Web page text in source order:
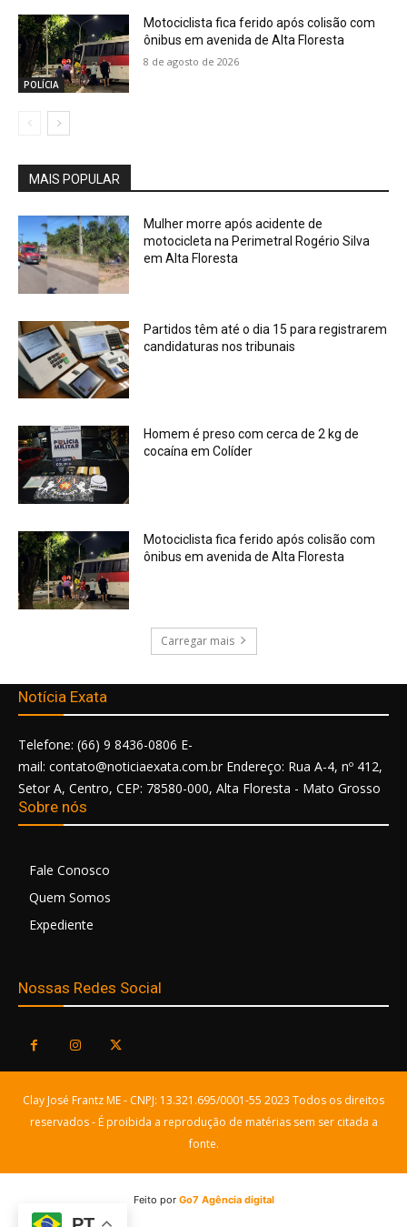
POLÍCIA
Motociclista fica ferido após colisão com
ônibus em avenida de Alta Floresta
8 de agosto de 2026
MAIS POPULAR
Mulher morre após acidente de
motocicleta na Perimetral Rogério Silva
em Alta Floresta
Partidos têm até o dia 15 para registrarem
candidaturas nos tribunais
Homem é preso com cerca de 2 kg de
cocaína em Colíder
Motociclista fica ferido após colisão com
ônibus em avenida de Alta Floresta
Carregar mais
Notícia Exata
Telefone: (66) 9 8436-0806 E-
mail: contato@noticiaexata.com.br Endereço: Rua A-4, nº 412,
Setor A, Centro, CEP: 78580-000, Alta Floresta - Mato Grosso
Sobre nós
Fale Conosco
Quem Somos
Expediente
Nossas Redes Social
Clay José Frantz ME - CNPJ: 13.321.695/0001-55 2023 Todos os direitos
reservados - É proibida a reprodução de matérias sem ser citada a
fonte.
Feito porGo7 Agência digital